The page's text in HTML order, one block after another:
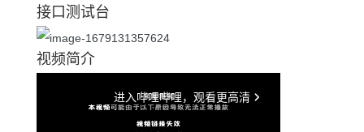
接口测试台
视频简介